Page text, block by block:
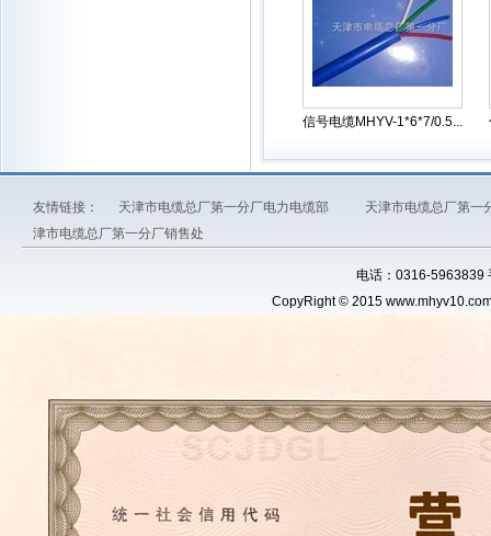
信号电缆MHYV-1*6*7/0.5...
友情链接： 天津市电缆总厂第一分厂电力电缆部
天津市电缆总厂第一
津市电缆总厂第一分厂销售处
电话：0316-5963839
CopyRight © 2015 www.